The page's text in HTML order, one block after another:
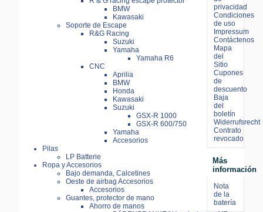
BMW
Kawasaki
Soporte de Escape
R&G Racing
Suzuki
Yamaha
Yamaha R6
CNC
Aprilia
BMW
Honda
Kawasaki
Suzuki
GSX-R 1000
GSX-R 600/750
Yamaha
Accesorios
Pilas
LP Batterie
Ropa y Accesorios
Bajo demanda, Calcetines
Oeste de airbag Accesorios
Accesorios
Guantes, protector de mano
Ahorro de manos
privacidad
Condiciones
de uso
Impressum
Contáctenos
Mapa
del
Sitio
Cupones
de
descuento
Baja
del
boletín
Widerrufsrecht
Contrato
revocado
Más
información
Nota
de la
batería